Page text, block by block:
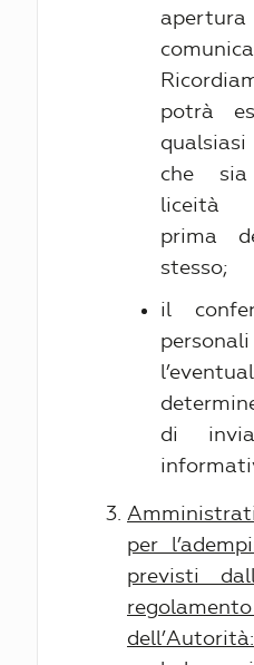
potrà
che
liceità
prima
stesso;
il
di
per
previsti
dell’Autorità: